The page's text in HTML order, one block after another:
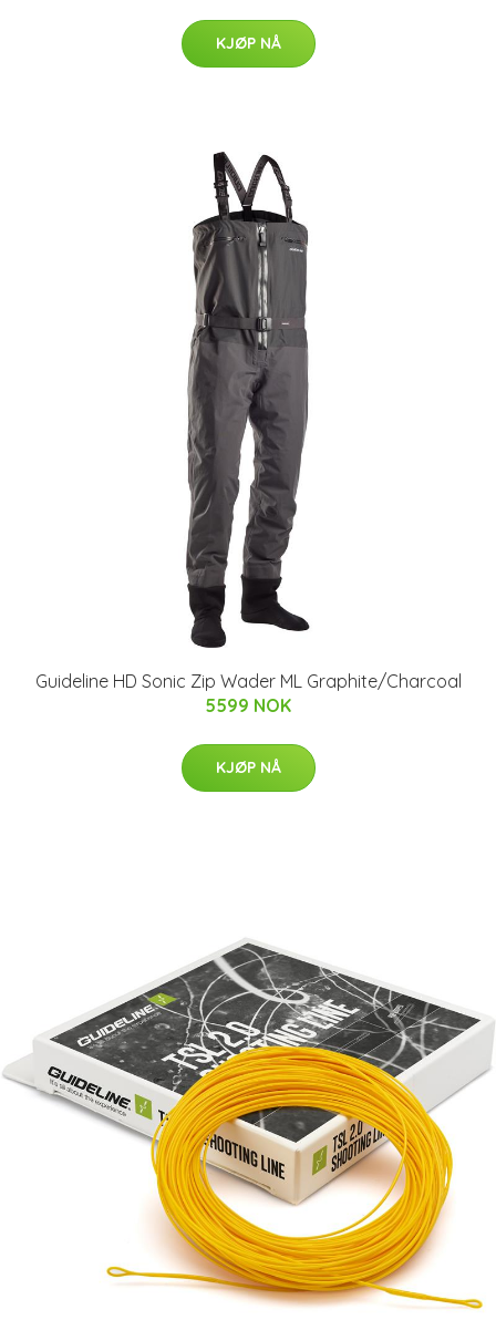
KJØP NÅ
Guideline HD Sonic Zip Wader ML Graphite/Charcoal
5599 NOK
KJØP NÅ